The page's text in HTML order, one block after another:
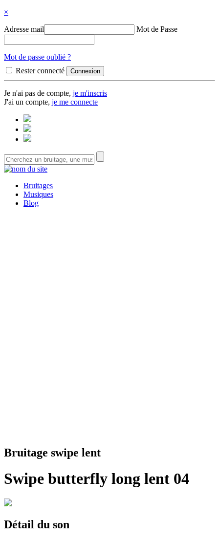
×
Adresse mail Mot de Passe
Mot de passe oublié ?
Rester connecté
Je n'ai pas de compte, je m'inscris
J'ai un compte, je me connecte
Bruitages
Musiques
Blog
Bruitage swipe lent
Swipe butterfly long lent 04
Détail du son